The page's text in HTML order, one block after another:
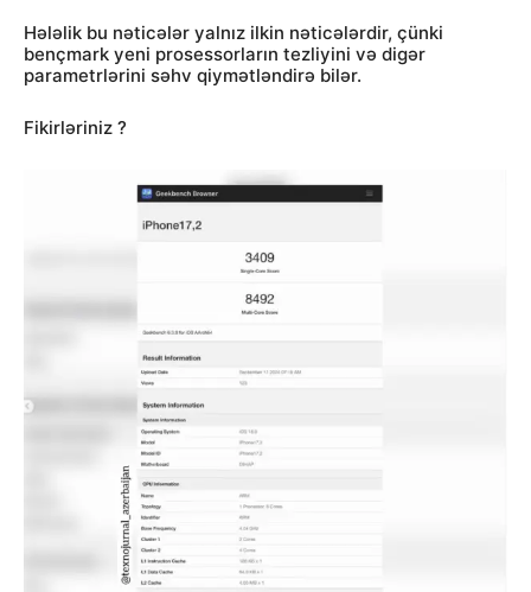
Hələlik bu nəticələr yalnız ilkin nəticələrdir, çünki
bençmark yeni prosessorların tezliyini və digər
parametrlərini səhv qiymətləndirə bilər.
Fikirləriniz ?